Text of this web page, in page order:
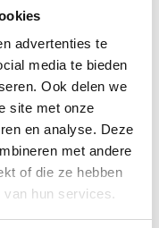
advertenties te
media te bieden
Ook delen we
site met onze
en analyse. Deze
met andere
of die ze hebben
hun services.
Velvet
(2 in 1)
1 tot 2